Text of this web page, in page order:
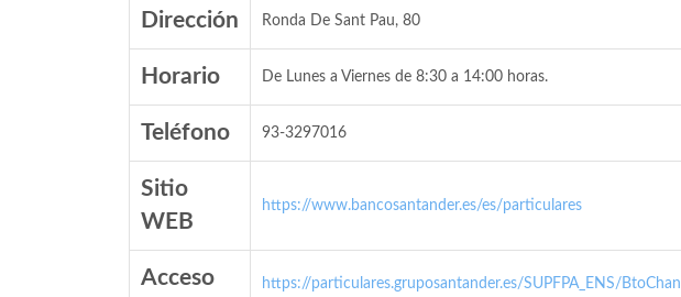
Dirección Ronda De Sant Pau, 80
Horario De Lunes a Viernes de 8:30 a 14:00 horas.
Teléfono 93-3297016
Sitio
WEB
https://www.bancosantander.es/es/particulares
Acceso
https://particulares.gruposantander.es/SUPFPA_ENS/